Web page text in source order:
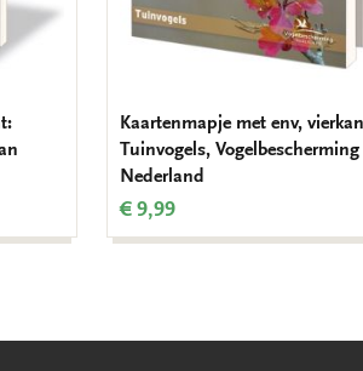
Kaartenmapje met env,
Tuinvogels, Vogelbescherming
Nederland
€ 9,99